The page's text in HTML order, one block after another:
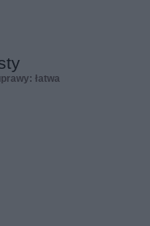
łatwa